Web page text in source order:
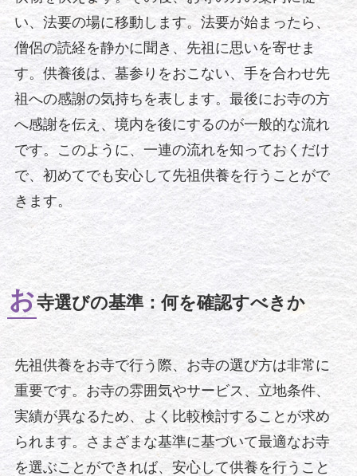
い、法要の場に移動します。法要が始まったら、
僧侶の読経を静かに聞き、先祖に思いを寄せま
す。供養後は、墓参りをおこない、手を合わせ先
祖への感謝の気持ちを表します。最後にお寺の方
へ感謝を伝え、境内を後にするのが一般的な流れ
です。このように、一連の流れを知っておくだけ
で、初めてでも安心して先祖供養を行うことがで
きます。
お寺選びの基準：何を確認すべきか
先祖供養をお寺で行う際、お寺の選び方は非常に
重要です。お寺の雰囲気やサービス、立地条件、
実績が異なるため、よく比較検討することが求め
られます。さまざまな基準に基づいて最適なお寺
を選ぶことができれば、安心して供養を行うこと